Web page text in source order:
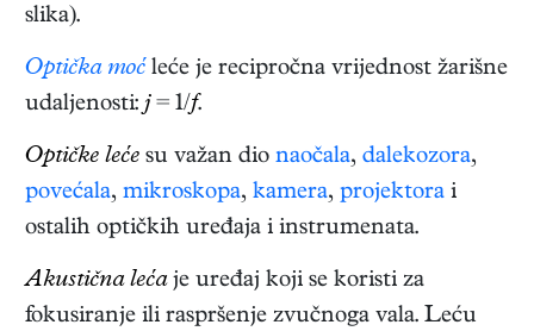
slika).
Optička moć leće je recipročna vrijednost žarišne
udaljenosti: j= 1/f.
Optičke leće su važan dio naočala, dalekozora,
povećala, mikroskopa, kamera, projektora i
ostalih optičkih uređaja i instrumenata.
Akustična lećaje uređaj koji se koristi za
fokusiranje ili raspršenje zvučnoga vala. Leću